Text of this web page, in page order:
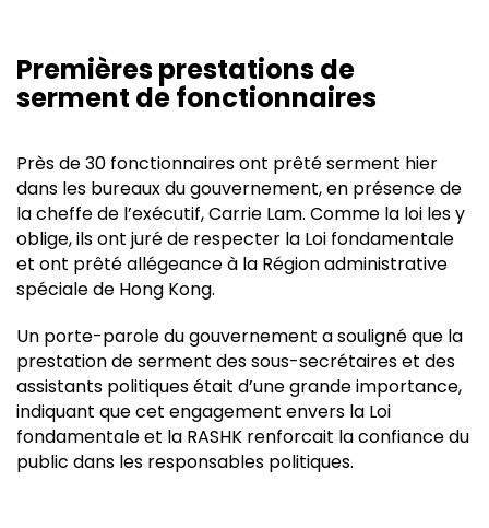
Premières prestations de
serment de fonctionnaires
Près de 30 fonctionnaires ont prêté serment hier
dans les bureaux du gouvernement, en présence de
la cheffe de l’exécutif, Carrie Lam. Comme la loi les y
oblige, ils ont juré de respecter la Loi fondamentale
et ont prêté allégeance à la Région administrative
spéciale de Hong Kong.
Un porte-parole du gouvernement a souligné que la
prestation de serment des sous-secrétaires et des
assistants politiques était d’une grande importance,
indiquant que cet engagement envers la Loi
fondamentale et la RASHK renforcait la confiance du
public dans les responsables politiques.